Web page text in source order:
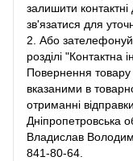
залишити
зв'язатися для
2. Або
розділі
Повернення товару
вказаними в
отриманні
Дніпропетровська
Владислав
841-80-64.